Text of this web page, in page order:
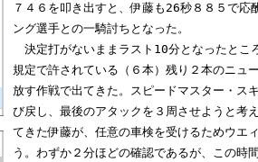
７４６を叩き出すと、伊藤も26秒８８５で応
ング選手との一騎討ちとなった。
決定打がないままラスト10分となったとこ
規定で許されている（６本）残り２本のニュ
放す作戦で出てきた。スピードマスター・ス
び戻し、最後のアタックを３周させようと考
てきた伊藤が、任意の車検を受けるためウエ
う。わずか２分ほどの確認であるが、この時